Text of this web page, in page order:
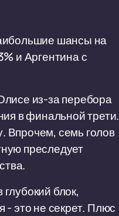
шансы на
и Аргентина с
из-за перебора
в финальной трети.
Впрочем, семь голов
преследует
блок,
это не секрет. Плюс